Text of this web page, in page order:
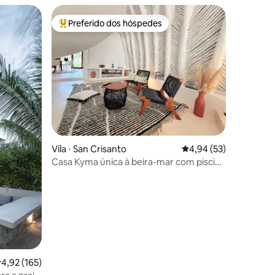
de uma avaliação média de 5, 165 avaliações
4,92 (165)
Entre os melhores preferidos dos hóspedes
Preferido dos hóspedes
Vila ⋅ San Crisanto 4,94 de uma
4,94 (53)
Casa Kyma única à beira-mar com piscina